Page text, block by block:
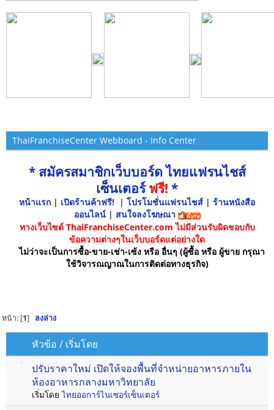
ThaiFranchiseCenter Webboard - Info Center
* สมัครสมาชิกเว็บบอร์ด ไทยแฟรนไชส์
เซ็นเตอร์ฟรี! *
หน้าแรก | เปิดร้านค้าฟรี! | โปรโมชั่นแฟรนไชส์ | ร้านหนังสือ
ออนไลน์ | สนใจลงโฆษณา
ทางเว็บไซต์ ThaiFranchiseCenter.com ไม่มีส่วนรับผิดชอบกับ
ข้อความต่างๆในเว็บบอร์ดแต่อย่างใด
ไม่ว่าจะเป็นการซื้อ-ขาย-เช่า-เซ้ง หรือ อื่นๆ (ผู้ซื้อ หรือ ผู้ขาย กรุณา
ใช้วิจารณญาณในการติดต่อทางธุรกิจ)
หน้า: [1] ลงล่าง
หัวข้อ / เริ่มโดย
ปรับราคาใหม่ เปิดให้จองพื้นที่จำหน่ายอาหารภายใน
ห้องอาหารกลางมหาวิทยาลัย
เริ่มโดยไทยออการ์ไนเซอร์เซ็นเตอร์